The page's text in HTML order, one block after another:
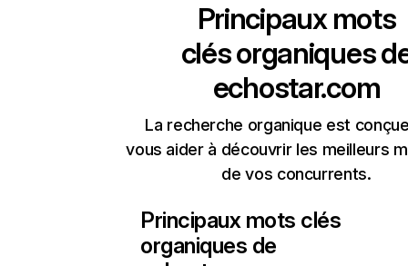
Principaux mots
clés organiques
echostar.com
La recherche organique est
vous aider à découvrir les meilleurs
de vos concurrents.
Principaux mots clés
organiques de